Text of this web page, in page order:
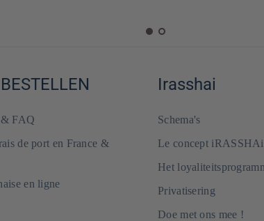
& FAQ
de port en France &
en ligne
Irasshai
Schema's
Le concept iRASSHAi
Het
Privatisering
Doe met ons mee !